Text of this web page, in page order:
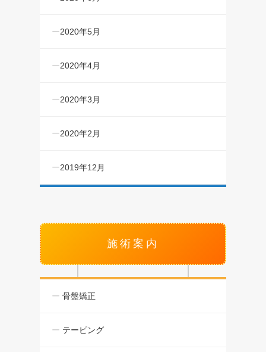
2020年5月
2020年4月
2020年3月
2020年2月
2019年12月
施術案内
骨盤矯正
テーピング